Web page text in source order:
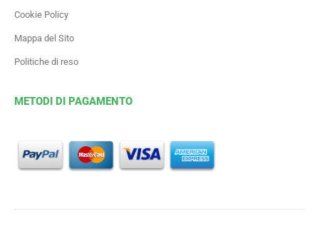
Cookie Policy
Mappa del Sito
Politiche di reso
METODI DI PAGAMENTO